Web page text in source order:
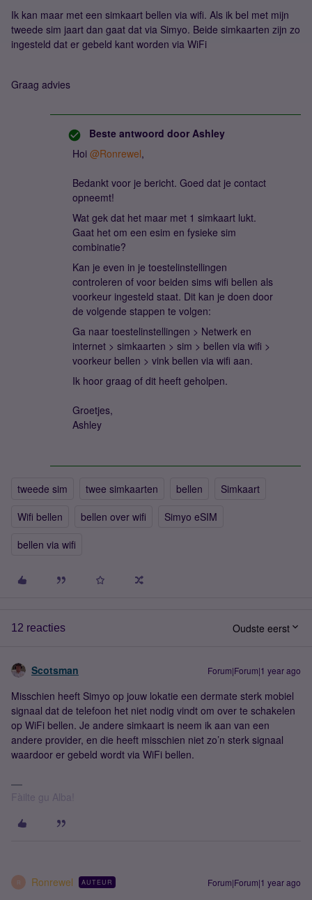
Ik kan maar met een simkaart bellen via wifi. Als ik bel met mijn
tweede sim jaart dan gaat dat via Simyo. Beide simkaarten zijn zo
ingesteld dat er gebeld kant worden via WiFi
Graag advies
Beste antwoord door Ashley
Hoi ​ @Ronrewel,
Bedankt voor je bericht. Goed dat je contact
opneemt!
Wat gek dat het maar met 1 simkaart lukt.
Gaat het om een esim en fysieke sim
combinatie?
Kan je even in je toestelinstellingen
controleren of voor beiden sims wifi bellen als
voorkeur ingesteld staat. Dit kan je doen door
de volgende stappen te volgen:
Ga naar toestelinstellingen > Netwerk en
internet > simkaarten > sim > bellen via wifi >
voorkeur bellen > vink bellen via wifi aan.
Ik hoor graag of dit heeft geholpen.
Groetjes,
Ashley
tweede sim twee simkaarten bellen
Simkaart
Wifi bellen
bellen over wifi
Simyo eSIM
bellen via wifi
12 reacties Oudste eerst
Scotsman Forum|Forum|1 year ago
Misschien heeft Simyo op jouw lokatie een dermate sterk mobiel
signaal dat de telefoon het niet nodig vindt om over te schakelen
op WiFi bellen. Je andere simkaart is neem ik aan van een
andere provider, en die heeft misschien niet zo’n sterk signaal
waardoor er gebeld wordt via WiFi bellen.
Fàilte gu Alba!
R Ronrewel AUTEUR Forum|Forum|1 year ago